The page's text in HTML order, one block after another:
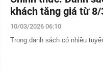
khách tăng giá từ
10/03/2026 06:10
Trong danh sách có nhiều